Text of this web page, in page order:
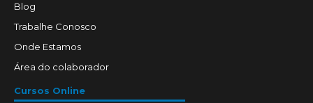
Blog
Trabalhe Conosco
Onde Estamos
Área do colaborador
Cursos Online